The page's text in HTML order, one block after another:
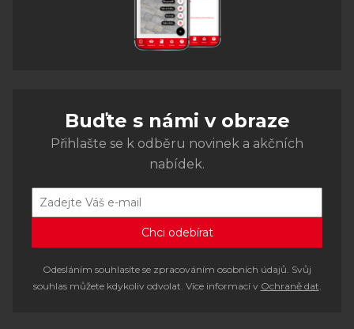
Buďte s námi v obraze
Přihlašte se k odběru novinek a akčních
nabídek.
Odesláním souhlasíte se zpracováním osobních údajů. Svůj
souhlas můžete kdykoliv odvolat. Více informací v Ochraně dat.